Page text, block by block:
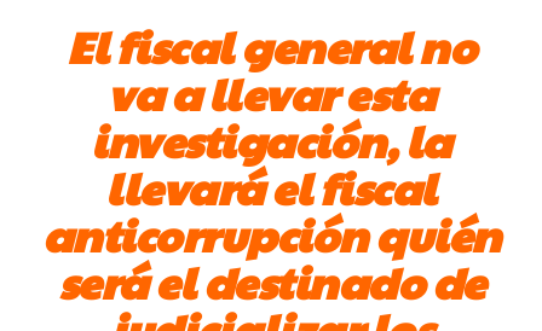
El fiscal general no
va a llevar esta
investigación, la
llevará el fiscal
anticorrupción quién
será el destinado de